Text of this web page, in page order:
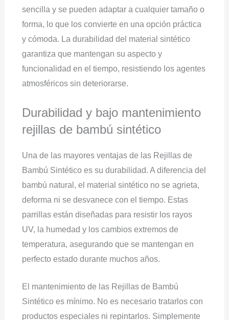
sencilla y se pueden adaptar a cualquier tamaño o
forma, lo que los convierte en una opción práctica
y cómoda. La durabilidad del material sintético
garantiza que mantengan su aspecto y
funcionalidad en el tiempo, resistiendo los agentes
atmosféricos sin deteriorarse.
Durabilidad y bajo mantenimiento
rejillas de bambú sintético
Una de las mayores ventajas de las Rejillas de
Bambú Sintético es su durabilidad. A diferencia del
bambú natural, el material sintético no se agrieta,
deforma ni se desvanece con el tiempo. Estas
parrillas están diseñadas para resistir los rayos
UV, la humedad y los cambios extremos de
temperatura, asegurando que se mantengan en
perfecto estado durante muchos años.
El mantenimiento de las Rejillas de Bambú
Sintético es mínimo. No es necesario tratarlos con
productos especiales ni repintarlos. Simplemente